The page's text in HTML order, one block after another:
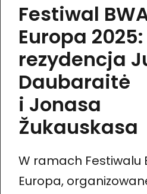
Festiwal
Europa 2025:
rezydencja
Daubaraitė
i Jonasa
Žukauskasa
W ramach Festiwalu
Europa,